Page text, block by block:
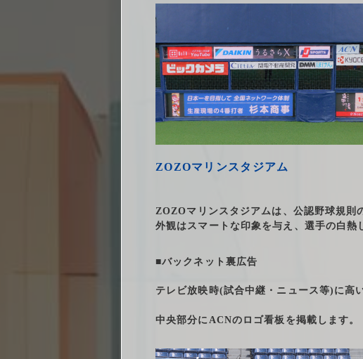
ZOZOマリンスタジアム
ZOZOマリンスタジアムは、公認野球規則
外観はスマートな印象を与え、選手の白熱
■バックネット裏広告
テレビ放映時(試合中継・ニュース等)に高
中央部分にACNのロゴ看板を掲載します。